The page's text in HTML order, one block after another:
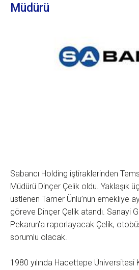
Müdürü
Sabancı Holding iştiraklerinden
Müdürü Dinçer Çelik oldu. Yaklaşık
üstlenen Tamer Ünlü’nün emekliye
göreve Dinçer Çelik atandı. Sanayi
Pekarun’a raporlayacak Çelik,
sorumlu olacak.
1980 yılında Hacettepe Üniversitesi